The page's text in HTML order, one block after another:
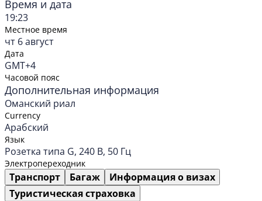
Время и дата
19:23
Местное время
чт 6 август
Дата
GMT+4
Часовой пояс
Дополнительная информация
Оманский риал
Currency
Арабский
Язык
Розетка типа G, 240 В, 50 Гц
Электропереходник
Транспорт Багаж
Информация о визах
Туристическая страховка